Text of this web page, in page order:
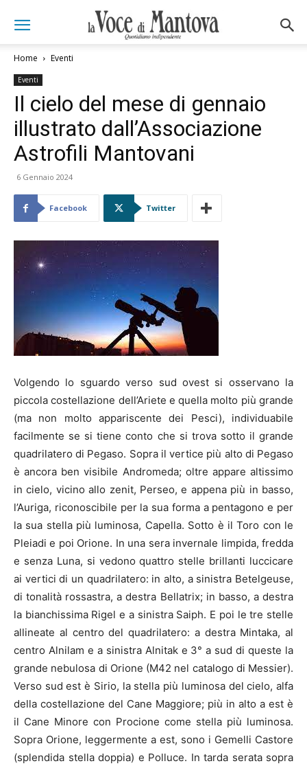
Home Eventi
Eventi
Il cielo del mese di gennaio
illustrato dall’Associazione
Astrofili Mantovani
6 Gennaio 2024
Facebook Twitter
Volgendo lo sguardo verso sud ovest si osservano la
piccola costellazione dell’Ariete e quella molto più grande
(ma non molto appariscente dei Pesci), individuabile
facilmente se si tiene conto che si trova sotto il grande
quadrilatero di Pegaso. Sopra il vertice più alto di Pegaso
è ancora ben visibile Andromeda; oltre appare altissimo
in cielo, vicino allo zenit, Perseo, e appena più in basso,
l’Auriga, riconoscibile per la sua forma a pentagono e per
la sua stella più luminosa, Capella. Sotto è il Toro con le
Pleiadi e poi Orione. In una sera invernale limpida, fredda
e senza Luna, si vedono quattro stelle brillanti luccicare
ai vertici di un quadrilatero: in alto, a sinistra Betelgeuse,
di tonalità rossastra, a destra Bellatrix; in basso, a destra
la bianchissima Rigel e a sinistra Saiph. E poi le tre stelle
allineate al centro del quadrilatero: a destra Mintaka, al
centro Alnilam e a sinistra Alnitak e 3° a sud di queste la
grande nebulosa di Orione (M42 nel catalogo di Messier).
Verso sud est è Sirio, la stella più luminosa del cielo, alfa
della costellazione del Cane Maggiore; più in alto a est è
il Cane Minore con Procione come stella più luminosa.
Sopra Orione, leggermente a est, sono i Gemelli Castore
(splendida stella doppia) e Polluce. In tarda serata sopra